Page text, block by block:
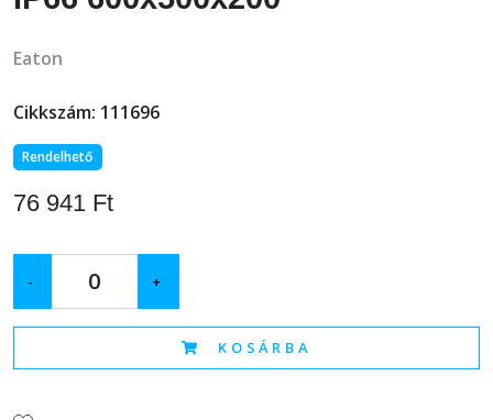
Eaton
Cikkszám: 111696
Rendelhető
76 941 Ft
- +
KOSÁRBA